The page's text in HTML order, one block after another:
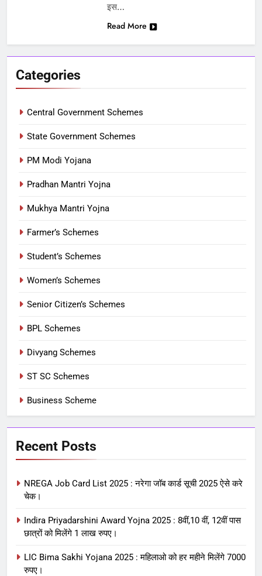
इस…
Read More
Categories
Central Government Schemes
State Government Schemes
PM Modi Yojana
Pradhan Mantri Yojna
Mukhya Mantri Yojna
Farmer’s Schemes
Student’s Schemes
Women’s Schemes
Senior Citizen’s Schemes
BPL Schemes
Divyang Schemes
ST SC Schemes
Business Scheme
Recent Posts
NREGA Job Card List 2025 : नरेगा जॉब कार्ड सूची 2025 ऐसे करे
चेक।
Indira Priyadarshini Award Yojna 2025 : 8वीं,10 वीं, 12वीं पास
छात्रों को मिलेंगे 1 लाख रुपए।
LIC Bima Sakhi Yojana 2025 : महिलाओ को हर महीने मिलेंगे 7000
रुपए।